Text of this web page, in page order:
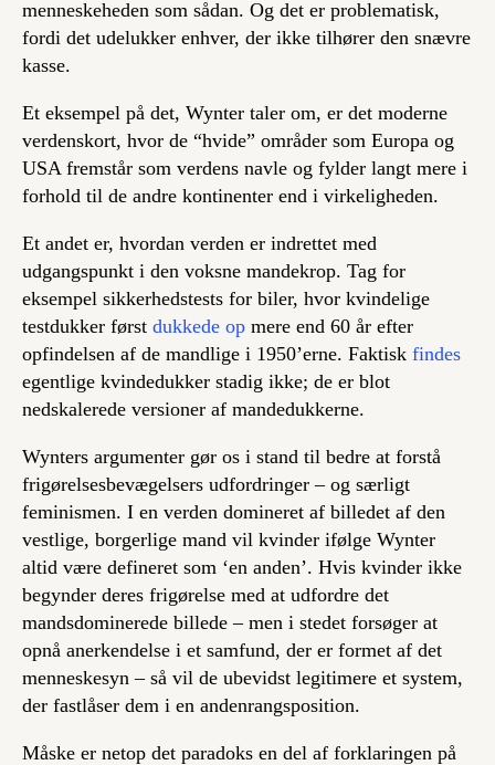
menneskeheden som sådan. Og det er problematisk,
fordi det udelukker enhver, der ikke tilhører den snævre
kasse.
Et eksempel på det, Wynter taler om, er det moderne
verdenskort, hvor de “hvide” områder som Europa og
USA fremstår som verdens navle og fylder langt mere i
forhold til de andre kontinenter end i virkeligheden.
Et andet er, hvordan verden er indrettet med
udgangspunkt i den voksne mandekrop. Tag for
eksempel sikkerhedstests for biler, hvor kvindelige
testdukker først dukkede op mere end 60 år efter
opfindelsen af de mandlige i 1950’erne. Faktisk findes
egentlige kvindedukker stadig ikke; de er blot
nedskalerede versioner af mandedukkerne.
Wynters argumenter gør os i stand til bedre at forstå
frigørelsesbevægelsers udfordringer – og særligt
feminismen. I en verden domineret af billedet af den
vestlige, borgerlige mand vil kvinder ifølge Wynter
altid være defineret som ‘en anden’. Hvis kvinder ikke
begynder deres frigørelse med at udfordre det
mandsdominerede billede – men i stedet forsøger at
opnå anerkendelse i et samfund, der er formet af det
menneskesyn – så vil de ubevidst legitimere et system,
der fastlåser dem i en andenrangsposition.
Måske er netop det paradoks en del af forklaringen på